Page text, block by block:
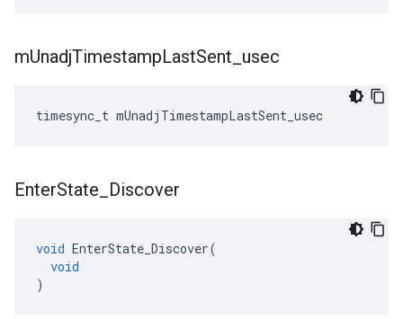
mUnadjTimestampLastSent usec
timesync_t mUnadjTimestampLastSent_usec
EnterState Discover
void EnterState_Discover(
void
)